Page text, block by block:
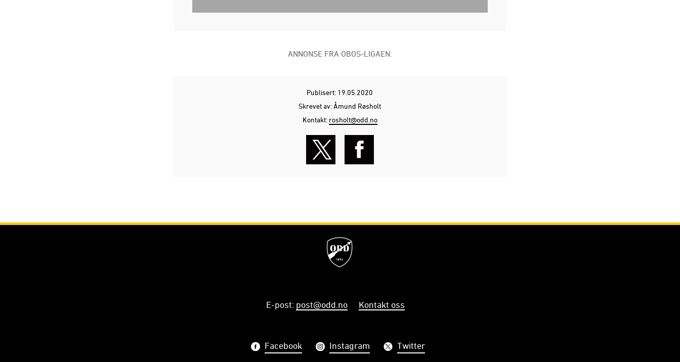
ANNONSE FRA OBOS-LIGAEN:
Publisert: 19.05.2020
Skrevet av: Åmund Røsholt
Kontakt: rosholt@odd.no
E-post: post@odd.no Kontakt oss
Facebook Instagram Twitter